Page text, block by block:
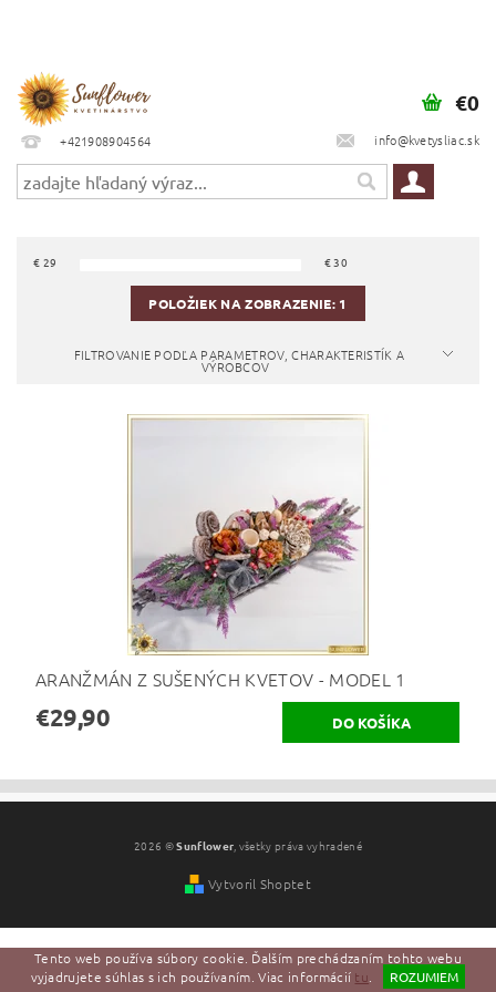
+421908904564 info@kvetysliac.sk
€0
€ 29 €30
POLOŽIEK NA ZOBRAZENIE: 1
FILTROVANIE PODĽA PARAMETROV, CHARAKTERISTÍK A
VÝROBCOV
ARANŽMÁN Z SUŠENÝCH KVETOV - MODEL 1
€29,90
2026 ©Sunflower, všetky práva vyhradené
Vytvoril Shoptet
Tento web používa súbory cookie. Ďalším prechádzaním tohto webu
vyjadrujete súhlas s ich používaním. Viac informácií tu ROZUMIEM